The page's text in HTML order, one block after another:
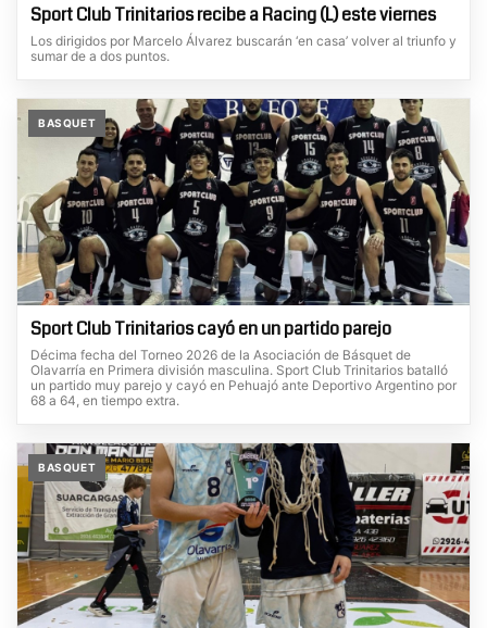
Sport Club Trinitarios recibe a Racing (L) este viernes
Los dirigidos por Marcelo Álvarez buscarán ‘en casa’ volver al triunfo y
sumar de a dos puntos.
BASQUET
Sport Club Trinitarios cayó en un partido parejo
Décima fecha del Torneo 2026 de la Asociación de Básquet de
Olavarría en Primera división masculina. Sport Club Trinitarios batalló
un partido muy parejo y cayó en Pehuajó ante Deportivo Argentino por
68 a 64, en tiempo extra.
BASQUET